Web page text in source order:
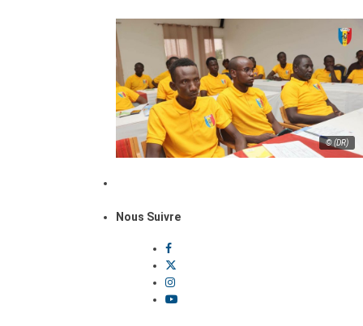
© (DR)
Nous Suivre